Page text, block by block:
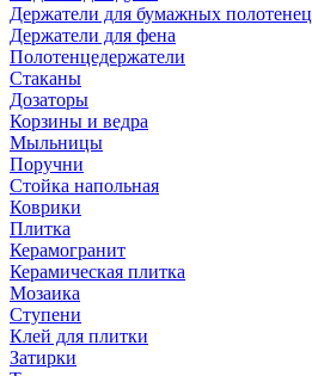
Держатели для бумажных полотенец
Держатели для фена
Полотенцедержатели
Стаканы
Дозаторы
Корзины и ведра
Мыльницы
Поручни
Стойка напольная
Коврики
Плитка
Керамогранит
Керамическая плитка
Мозаика
Ступени
Клей для плитки
Затирки